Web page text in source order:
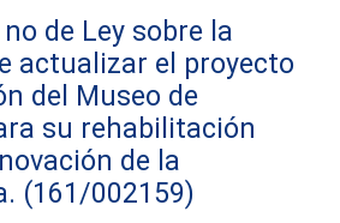
de Ley sobre la
actualizar el proyecto
del Museo de
su rehabilitación
de la
(161/002159)